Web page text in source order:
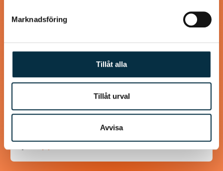
Marknadsföring
Tillåt alla
Tillåt urval
Avvisa
Våfflor med Svecia och
lufttorkad skinka
Svecia, paprika och lufttorkad skinka lyfter våfflorna till
oanade höjder! Våffelsmet och tillbehör kan göras i förväg.